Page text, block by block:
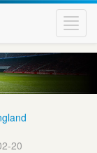
20